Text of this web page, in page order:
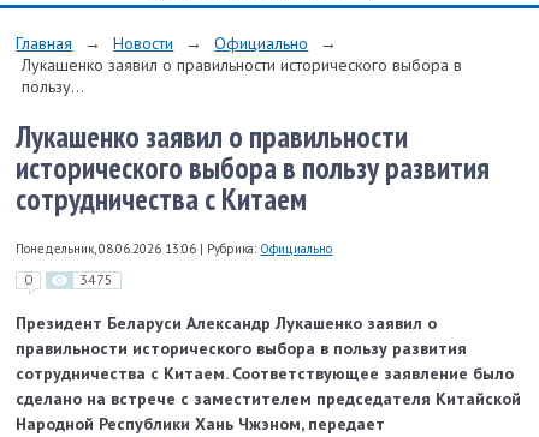
Главная → Новости → Официально
→
Лукашенко заявил о правильности исторического выбора в
пользу...
Лукашенко заявил о правильности
исторического выбора в пользу развития
сотрудничества с Китаем
Понедельник, 08.06.2026 13:06 | Рубрика: Официально
0 3475
Президент Беларуси Александр Лукашенко заявил о
правильности исторического выбора в пользу развития
сотрудничества с Китаем. Соответствующее заявление было
сделано на встрече с заместителем председателя Китайской
Народной Республики Хань Чжэном, передает